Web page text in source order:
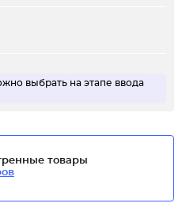
выбрать на этапе ввода
товары